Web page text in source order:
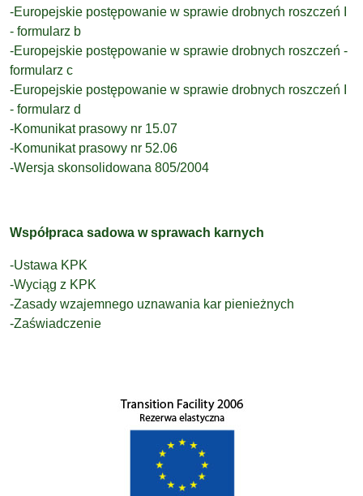
-Europejskie postępowanie w sprawie drobnych roszczeń I
- formularz b
-Europejskie postępowanie w sprawie drobnych roszczeń -
formularz c
-Europejskie postępowanie w sprawie drobnych roszczeń I
- formularz d
-Komunikat prasowy nr 15.07
-Komunikat prasowy nr 52.06
-Wersja skonsolidowana 805/2004
Współpraca sadowa w sprawach karnych
-Ustawa KPK
-Wyciąg z KPK
-Zasady wzajemnego uznawania kar pienieżnych
-Zaświadczenie